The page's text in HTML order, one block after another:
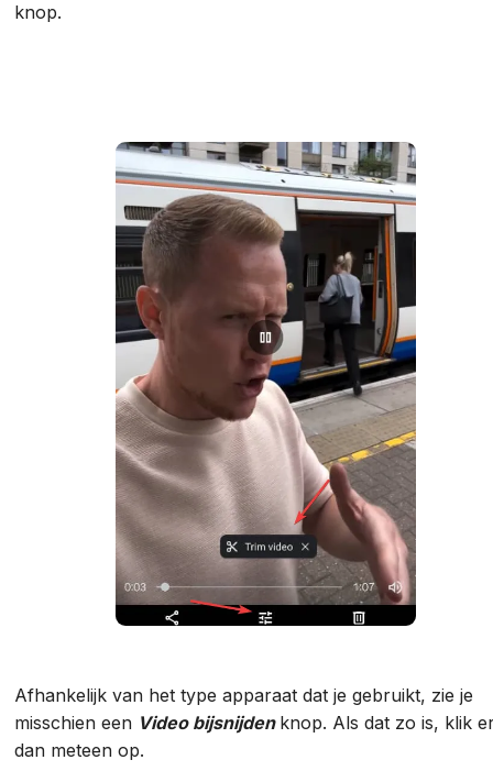
knop.
Afhankelijk van het type apparaat dat je gebruikt, zie je
misschien een Video bijsnijden knop. Als dat zo is, klik
dan meteen op.